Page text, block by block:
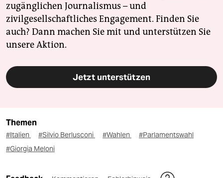
zugänglichen Journalismus – und
zivilgesellschaftliches Engagement. Finden Sie
auch? Dann machen Sie mit und unterstützen Sie
unsere Aktion.
Jetzt unterstützen
Themen
#Italien #Silvio Berlusconi #Wahlen
#Parlamentswahl
#Giorgia Meloni